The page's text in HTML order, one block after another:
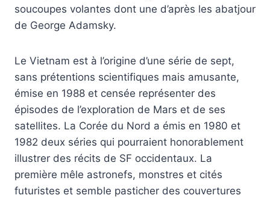
soucoupes volantes dont une d’après les abatjour
de George Adamsky.
Le Vietnam est à l’origine d’une série de sept,
sans prétentions scientifiques mais amusante,
émise en 1988 et censée représenter des
épisodes de l’exploration de Mars et de ses
satellites. La Corée du Nord a émis en 1980 et
1982 deux séries qui pourraient honorablement
illustrer des récits de SF occidentaux. La
première mêle astronefs, monstres et cités
futuristes et semble pasticher des couvertures